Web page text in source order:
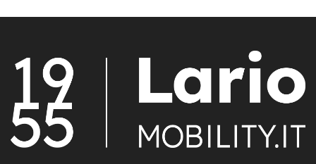
USB
Volante in pelle
Volante riscaldato